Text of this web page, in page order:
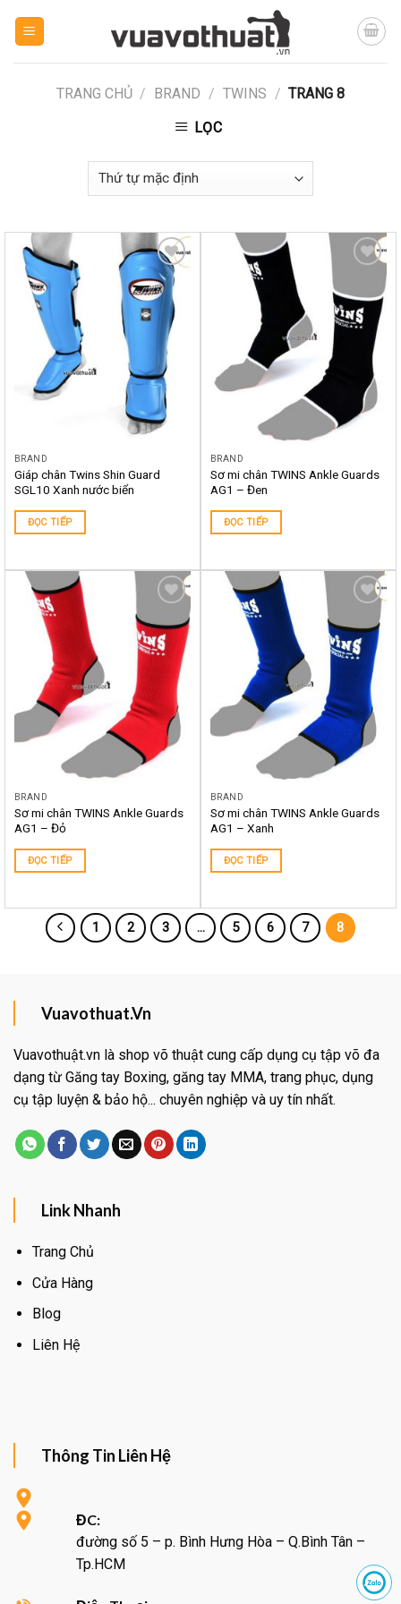
TRANG CHỦ / BRAND / TWINS / TRANG 8
LỌC
Yêu
thích
BRAND
Giáp chân Twins Shin Guard
SGL10 Xanh nước biển
ĐỌC TIẾP
BRAND
Sơ mi chân TWINS Ankle Guards
AG1 – Đen
ĐỌC TIẾP
thích
BRAND
Sơ mi chân TWINS Ankle Guards
AG1 – Đỏ
ĐỌC TIẾP
thích
BRAND
Sơ mi chân TWINS Ankle Guards
AG1 – Xanh
ĐỌC TIẾP
1 2 3 … 5 6 7 8
Vuavothuat.Vn
Vuavothuật.vn là shop võ thuật cung cấp dụng cụ tập võ đa
dạng từ Găng tay Boxing, găng tay MMA, trang phục, dụng
cụ tập luyện & bảo hộ... chuyên nghiệp và uy tín nhất.
Link Nhanh
Trang Chủ
Cửa Hàng
Blog
Liên Hệ
Thông Tin Liên Hệ
ĐC:
đường số 5 – p. Bình Hưng Hòa – Q.Bình Tân –
Tp.HCM